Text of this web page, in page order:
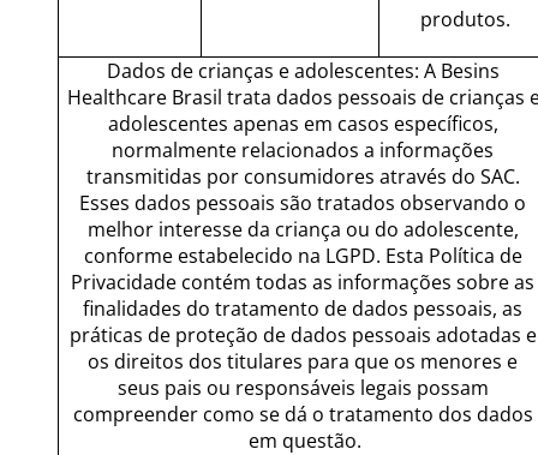
produtos.
Dados de crianças e adolescentes: A Besins
Healthcare Brasil trata dados pessoais de crianças
adolescentes apenas em casos específicos,
normalmente relacionados a informações
transmitidas por consumidores através do SAC.
Esses dados pessoais são tratados observando o
melhor interesse da criança ou do adolescente,
conforme estabelecido na LGPD. Esta Política de
Privacidade contém todas as informações sobre as
finalidades do tratamento de dados pessoais, as
práticas de proteção de dados pessoais adotadas e
os direitos dos titulares para que os menores e
seus pais ou responsáveis legais possam
compreender como se dá o tratamento dos dados
em questão.